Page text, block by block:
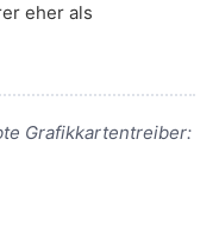
eher als
Grafikkartentreiber: